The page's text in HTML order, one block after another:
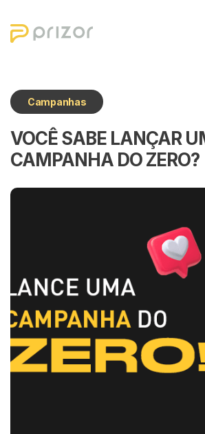
Sobre nós
Soluções
Blog
Campanhas
VOCÊ SABE LANÇAR
CAMPANHA DO ZERO?